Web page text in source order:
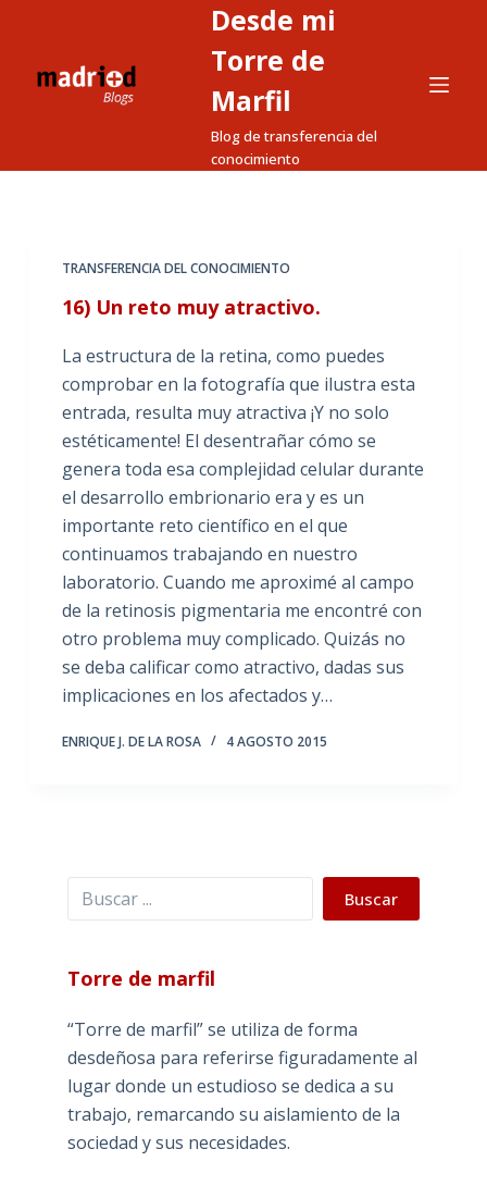
r
Desde mi
Torre de
Marfil
Blog de transferencia del
conocimiento
TRANSFERENCIA DEL CONOCIMIENTO
16) Un reto muy atractivo.
La estructura de la retina, como puedes
comprobar en la fotografía que ilustra esta
entrada, resulta muy atractiva ¡Y no solo
estéticamente! El desentrañar cómo se
genera toda esa complejidad celular durante
el desarrollo embrionario era y es un
importante reto científico en el que
continuamos trabajando en nuestro
laboratorio. Cuando me aproximé al campo
de la retinosis pigmentaria me encontré con
otro problema muy complicado. Quizás no
se deba calificar como atractivo, dadas sus
implicaciones en los afectados y…
ENRIQUE J. DE LA ROSA 4 AGOSTO 2015
Buscar Buscar
Torre de marfil
“Torre de marfil” se utiliza de forma
desdeñosa para referirse figuradamente al
lugar donde un estudioso se dedica a su
trabajo, remarcando su aislamiento de la
sociedad y sus necesidades.